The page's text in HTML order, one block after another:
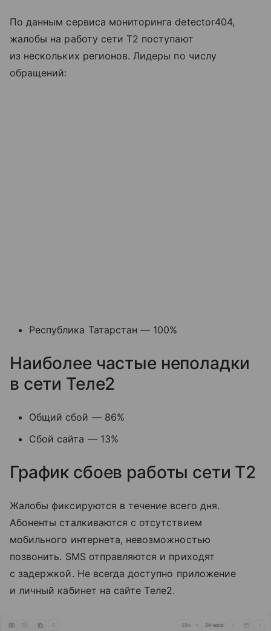
По данным сервиса мониторинга detector404,
жалобы на работу сети T2 поступают
из нескольких регионов. Лидеры по числу
обращений:
Республика Татарстан — 100%
Наиболее частые неполадки
в сети Теле2
Общий сбой — 86%
Сбой сайта — 13%
График сбоев работы сети T2
Жалобы фиксируются в течение всего дня.
Абоненты сталкиваются с отсутствием
мобильного интернета, невозможностью
позвонить. SMS отправляются и приходят
с задержкой. Не всегда доступно приложение
и личный кабинет на сайте Tеле2.